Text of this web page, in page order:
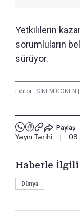
Yetkililerin
sorumluların
sürüyor.
Editör : SİNEM GÖNEN
Paylaş
Yayın Tarihi 08
Haberle İlgili
Dünya